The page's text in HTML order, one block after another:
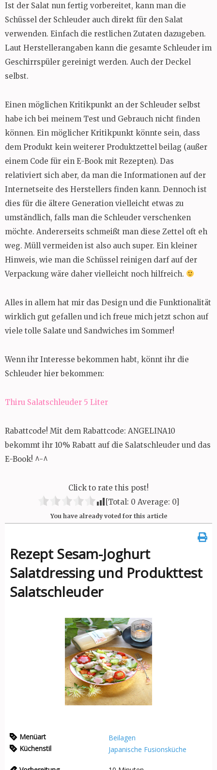
Ist der Salat nun fertig vorbereitet, kann man die
Schüssel der Schleuder auch direkt für den Salat
verwenden. Einfach die restlichen Zutaten dazugeben.
Laut Herstellerangaben kann die gesamte Schleuder im
Geschirrspüler gereinigt werden. Auch der Deckel
selbst.
Einen möglichen Kritikpunkt an der Schleuder selbst
habe ich bei meinem Test und Gebrauch nicht finden
können. Ein möglicher Kritikpunkt könnte sein, dass
dem Produkt kein weiterer Produktzettel beilag (außer
einem Code für ein E-Book mit Rezepten). Das
relativiert sich aber, da man die Informationen auf der
Internetseite des Herstellers finden kann. Dennoch ist
dies für die ältere Generation vielleicht etwas zu
umständlich, falls man die Schleuder verschenken
möchte. Andererseits schmeißt man diese Zettel oft eh
weg. Müll vermeiden ist also auch super. Ein kleiner
Hinweis, wie man die Schüssel reinigen darf auf der
Verpackung wäre daher vielleicht noch hilfreich.
Alles in allem hat mir das Design und die Funktionalität
wirklich gut gefallen und ich freue mich jetzt schon auf
viele tolle Salate und Sandwiches im Sommer!
Wenn ihr Interesse bekommen habt, könnt ihr die
Schleuder hier bekommen:
Thiru Salatschleuder 5 Liter
Rabattcode! Mit dem Rabattcode: ANGELINA10
bekommt ihr 10% Rabatt auf die Salatschleuder und das
E-Book! ^-^
Click to rate this post!
[Total: 0 Average: 0]
You have already voted for this article
Rezept Sesam-Joghurt
Salatdressing und Produkttest
Salatschleuder
Menüart
Beilagen
Küchenstil
Japanische Fusionsküche